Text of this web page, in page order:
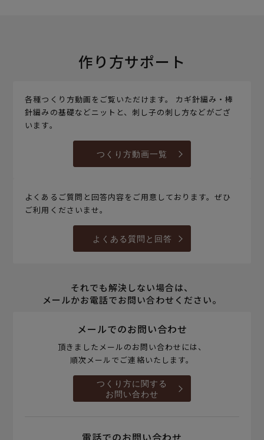
作り方サポート
各種つくり方動画をご覧いただけます。 カギ針編み・棒
針編みの基礎などニットと、刺し子の刺し方などがござ
います。
つくり方動画一覧
よくあるご質問と回答内容をご用意しております。ぜひ
ご利用くださいませ。
よくある質問と回答
それでも解決しない場合は、
メールかお電話でお問い合わせください。
メールでのお問い合わせ
頂きましたメールのお問い合わせには、
順次メールでご連絡いたします。
つくり方に関する
お問い合わせ